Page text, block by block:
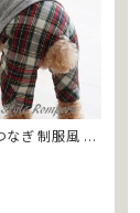
なぎ 制服風 チ
コスチューム
ア dog 犬 猫
オシャレ かわ
換不可